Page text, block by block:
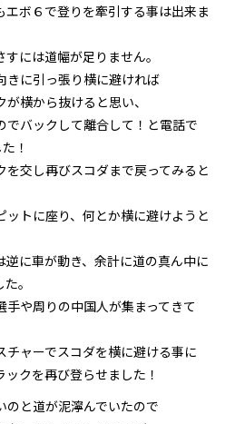
ボ６で登りを牽引する事は出来ま
には道幅が足りません。
きに引っ張り横に避ければ
横から抜けると思い、
でバックして離合して！と電話で
！
交し再びスコダまで戻ってみると
トに座り、何とか横に避けようと
逆に車が動き、余計に道の真ん中に
。
や周りの中国人が集まってきて
ャーでスコダを横に避ける事に
クを再び登らせました！
のと道が泥濘んでいたので